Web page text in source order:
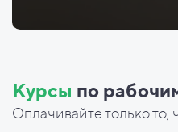
Курсы по
Оплачивайте только то,